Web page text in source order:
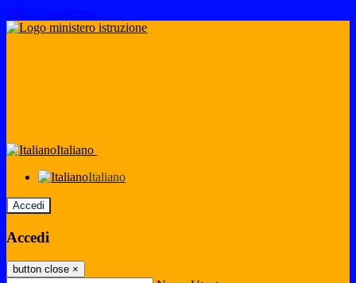
Italiano
Italiano
Accedi
Accedi
button close ×